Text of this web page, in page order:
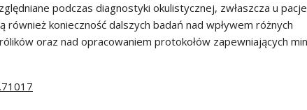
podczas diagnostyki okulistycznej, zwłaszcza u
konieczność dalszych badań nad wpływem różnych
oraz nad opracowaniem protokołów zapewniających